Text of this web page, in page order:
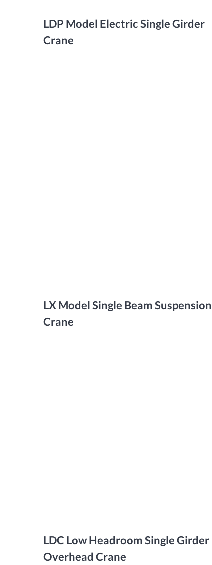
LDP Model Electric Single Girder
Crane
LX Model Single Beam Suspension
Crane
LDC Low Headroom Single Girder
Overhead Crane